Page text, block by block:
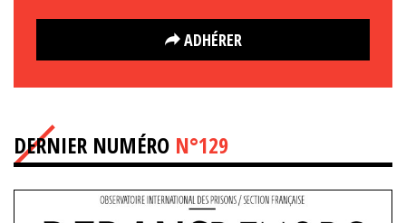
ADHÉRER
DERNIER NUMÉRO N°129